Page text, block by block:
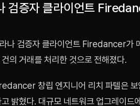
검증자 클라이언트
나 검증자 클라이언트 Firedancer가
의 거래를 처리한 것으로 전해졌다.
창립 엔지니어 리치 파텔은
밝혔다. 대규모 네트워크 업그레이드